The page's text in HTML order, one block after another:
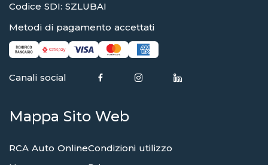
Codice SDI: SZLUBAI
Metodi di pagamento accettati
Canali social
Mappa Sito Web
RCA Auto OnlineCondizioni utilizzo